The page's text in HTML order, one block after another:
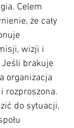
Celem
że cały
wizji i
brakuje
organizacja
rozproszona.
do sytuacji,